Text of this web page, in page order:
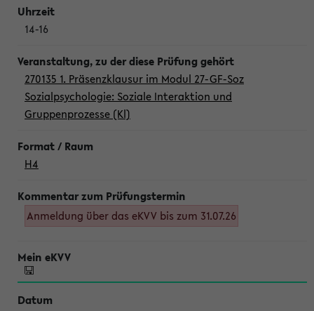
14-16
270135 1. Präsenzklausur im Modul 27-GF-Soz
Sozialpsychologie: Soziale Interaktion und
Gruppenprozesse (Kl)
H4
Anmeldung über das eKVV bis zum 31.07.26